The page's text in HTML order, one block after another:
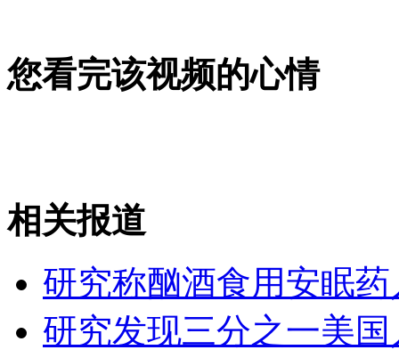
西法接壤地区发生森林大火已死3人
山西运城恶犬咬伤多人 警民合力深夜将其击毙
您看完该视频的心情
相关报道
研究称酗酒食用安眠
研究发现三分之一美